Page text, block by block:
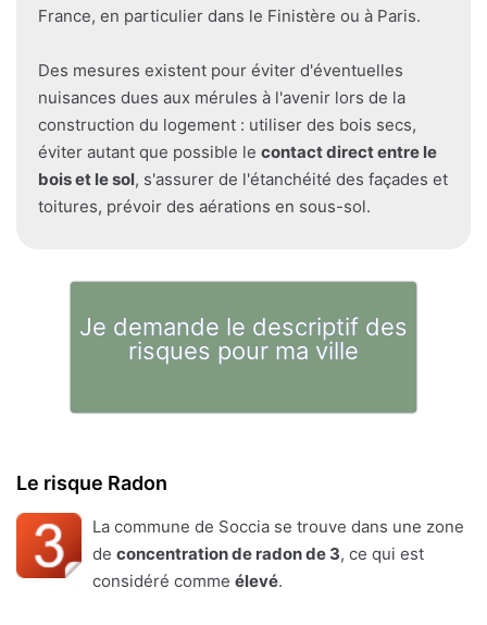
France, en particulier dans le Finistère ou à Paris.
Des mesures existent pour éviter d'éventuelles
nuisances dues aux mérules à l'avenir lors de la
construction du logement : utiliser des bois secs,
éviter autant que possible le contact direct entre le
bois et le sol, s'assurer de l'étanchéité des façades et
toitures, prévoir des aérations en sous-sol.
Je demande le descriptif des
risques pour ma ville
Le risque Radon
La commune de Soccia se trouve dans une zone
de concentration de radon de 3, ce qui est
considéré comme élevé.